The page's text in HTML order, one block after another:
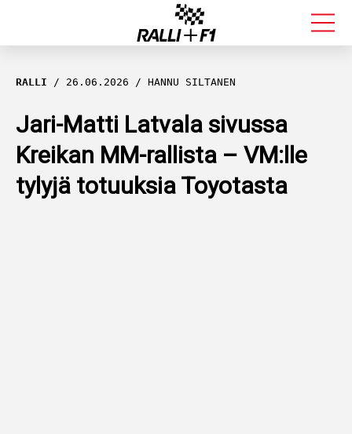
FORMULA 1
RALLI
KALLE ROVANPERÄ
VALTTERI BOTTAS
RALLI 26.06.2026 HANNU SILTANEN
Jari-Matti Latvala sivussa
Kreikan MM-rallista – VM:lle
tylyjä totuuksia Toyotasta